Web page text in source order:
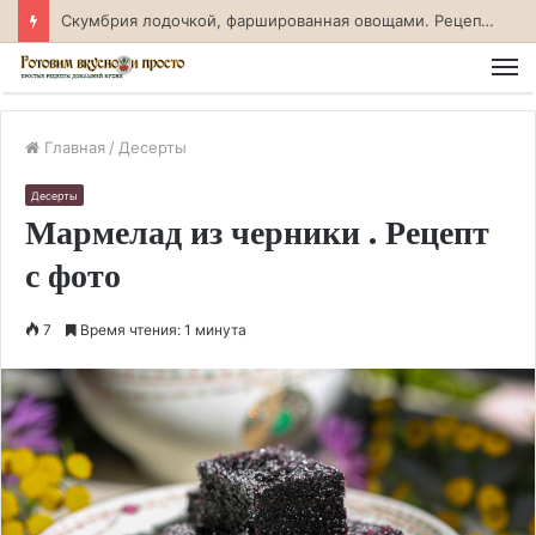
Скумбрия лодочкой, фаршированная овощами. Рецепт с фото
Главная / Десерты
Десерты
Мармелад из черники . Рецепт
с фото
7 Время чтения: 1 минута